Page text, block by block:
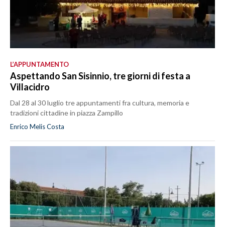
L’APPUNTAMENTO
Aspettando San Sisinnio, tre giorni di festa a
Villacidro
Dal 28 al 30 luglio tre appuntamenti fra cultura, memoria e
tradizioni cittadine in piazza Zampillo
Enrico Melis Costa